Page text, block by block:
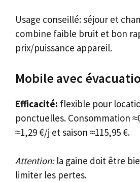
Usage conseillé: séjour et
combine faible bruit et bon
prix/puissance appareil.
Mobile avec
Efficacité: flexible pour
ponctuelles. Consommation
≈1,29 €/j et saison ≈115,95 €.
Attention:la gaine doit être
limiter les pertes.